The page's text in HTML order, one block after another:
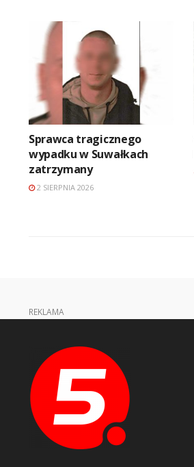
Sprawca tragicznego
wypadku w Suwałkach
zatrzymany
2 SIERPNIA 2026
REKLAMA